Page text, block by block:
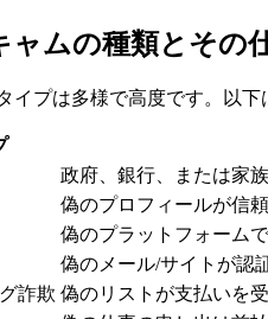
ャムの種類とその
イプは多様で高度です。以
政府、銀行、または家
偽のプロフィールが信
偽のプラットフォーム
偽のメール/サイトが認
詐欺 偽のリストが支払いを